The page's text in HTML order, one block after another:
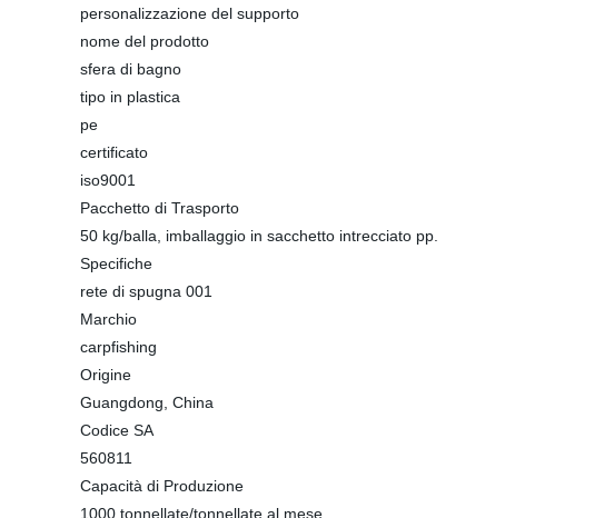
personalizzazione del supporto
nome del prodotto
sfera di bagno
tipo in plastica
pe
certificato
iso9001
Pacchetto di Trasporto
50 kg/balla, imballaggio in sacchetto intrecciato pp.
Specifiche
rete di spugna 001
Marchio
carpfishing
Origine
Guangdong, China
Codice SA
560811
Capacità di Produzione
1000 tonnellate/tonnellate al mese